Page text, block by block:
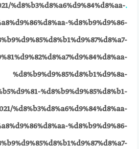
.
%d8%b3%d8%a6%d9%84%d8%aa-
%d8%b9%d9%86-
%d8%b9%d9%85%d8%b1%d9%8a-
%d8%b9%d9%85%d8%b1-
%d8%b3%d8%a6%d9%84%d8%aa-
%d8%b9%d9%86-